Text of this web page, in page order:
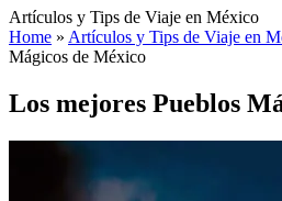
Artículos y Tips de Viaje en México
Home » Artículos y Tips de Viaje en
Mágicos de México
Los mejores Pueblos